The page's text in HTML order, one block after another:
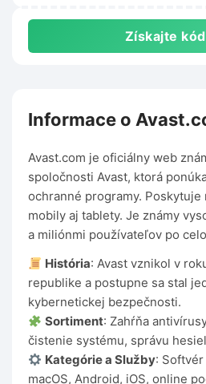
Získajte kód
Informace o
Avast.com je oficiálny web
spoločnosti Avast, ktorá
ochranné programy.
mobily aj tablety. Je známy
a miliónmi používateľov po
História: Avast vznikol v
republike a postupne sa stal
kybernetickej bezpečnosti.
Sortiment: Zahŕňa
čistenie systému, správu
Kategórie a Služby:
macOS, Android, iOS, online